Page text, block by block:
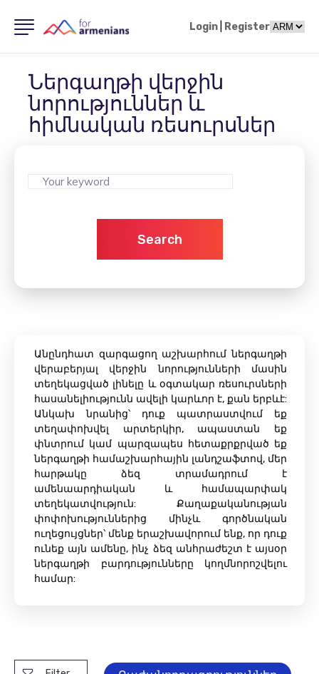
Login Register
Ներգաղթի վերջին
նորություններ և
հիմնական ռեսուրսներ
Search
Անընդհատ զարգացող աշխարհում ներգաղթի
վերաբերյալ վերջին նորությունների մասին
տեղեկացված լինելը և օգտակար ռեսուրսների
հասանելիությունն ավելի կարևոր է, քան երբևէ:
Անկախ նրանից՝ դուք պատրաստվում եք
տեղափոխվել արտերկիր, ապաստան եք
փնտրում կամ պարզապես հետաքրքրված եք
ներգաղթի համաշխարհային լանդշաֆտով, մեր
հարթակը ձեզ տրամադրում է
ամենաարդիական և համապարփակ
տեղեկատվություն: Քաղաքականության
փոփոխություններից մինչև գործնական
ուղեցույցներ՝ մենք երաշխավորում ենք, որ դուք
ունեք այն ամենը, ինչ ձեզ անհրաժեշտ է այսօր
ներգաղթի բարդությունները կողմնորոշվելու
համար: